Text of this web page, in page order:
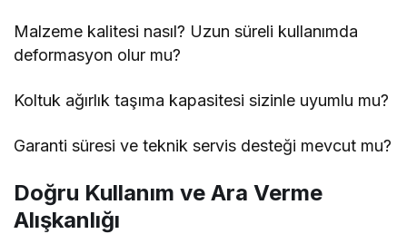
Malzeme kalitesi nasıl? Uzun süreli kullanımda
deformasyon olur mu?
Koltuk ağırlık taşıma kapasitesi sizinle uyumlu mu?
Garanti süresi ve teknik servis desteği mevcut mu?
Doğru Kullanım ve Ara Verme
Alışkanlığı